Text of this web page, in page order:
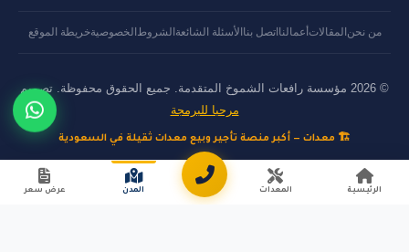
من نحن المقالات أعمالنا اتصل بنا الأسئلة الشائعة الشروط الخصوصيةخريطة الموقع
© 2026 مؤسسة رافعات الشموخ المتقدمة. جميع الحقوق محفوظة. تصميم
مرحبا للبرمجة
🏗️ معدات — أكبر منصة تأجير وبيع معدات ثقيلة في السعودية
الرئيسية المعدات المدن عرض سعر